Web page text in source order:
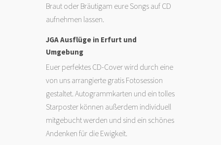
Braut oder Bräutigam eure Songs auf CD
aufnehmen lassen.
JGA Ausflüge in Erfurt und
Umgebung
Euer perfektes CD-Cover wird durch eine
von uns arrangierte gratis Fotosession
gestaltet. Autogrammkarten und ein tolles
Starposter können außerdem individuell
mitgebucht werden und sind ein schönes
Andenken für die Ewigkeit.